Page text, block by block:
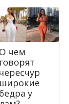
О чем
говорят
чересчур
широкие
бедра у